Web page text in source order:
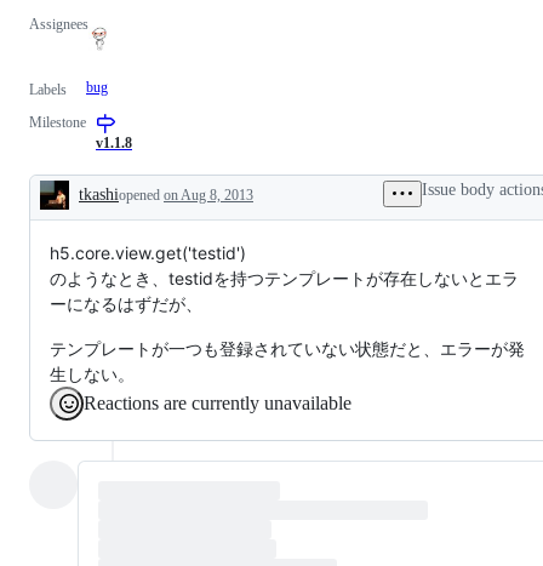
Assignees
Labels bug
Milestone
v1.1.8
Description
tkashiopened on Aug 8, 2013 Issue body
h5.core.view.get('testid')
のようなとき、testidを持つテンプレートが存在しないとエラ
ーになるはずだが、
テンプレートが一つも登録されていない状態だと、エラーが発
生しない。
Reactions are currently unavailable